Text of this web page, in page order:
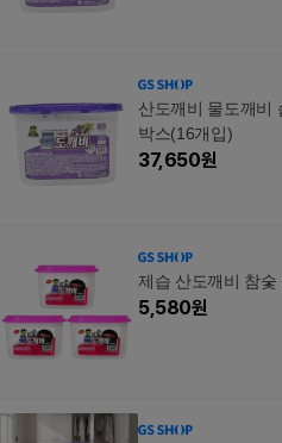
산도깨비 물도깨비
박스(16개입)
37,650원
제습 산도깨비 참
5,580원